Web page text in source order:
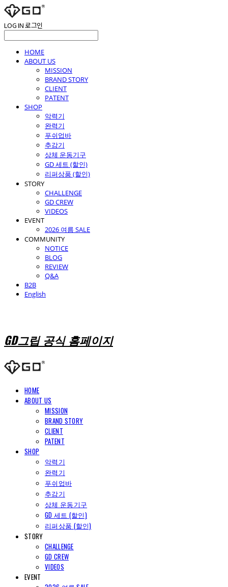
LOG IN로그인
HOME
ABOUT US
MISSION
BRAND STORY
CLIENT
PATENT
SHOP
악력기
완력기
푸쉬업바
추감기
상체 운동기구
GD 세트 (할인)
리퍼상품 (할인)
STORY
CHALLENGE
GD CREW
VIDEOS
EVENT
2026 여름 SALE
COMMUNITY
NOTICE
BLOG
REVIEW
Q&A
B2B
English
GD그립 공식 홈페이지
HOME
ABOUT US
MISSION
BRAND STORY
CLIENT
PATENT
SHOP
악력기
완력기
푸쉬업바
추감기
상체 운동기구
GD 세트 (할인)
리퍼상품 (할인)
STORY
CHALLENGE
GD CREW
VIDEOS
EVENT